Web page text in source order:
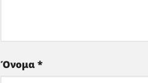
Όνομα*